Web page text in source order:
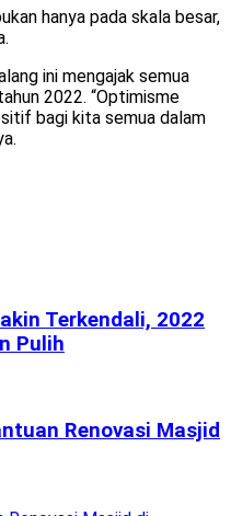
hanya pada skala besar,
ini mengajak semua
2022. “Optimisme
bagi kita semua dalam
Terkendali, 2022
Pulih
Renovasi Masjid